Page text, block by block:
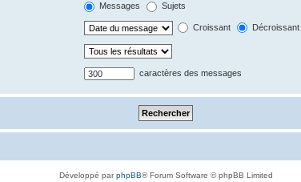
Messages Sujets
Croissant Décroissant
caractères des messages
Développé parphpBB® Forum Software © phpBB Limited